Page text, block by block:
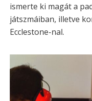
ismerte ki magát a
játszmáiban, illetve
Ecclestone-nal.